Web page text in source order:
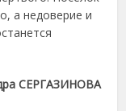
а недоверие и
СЕРГАЗИНОВА